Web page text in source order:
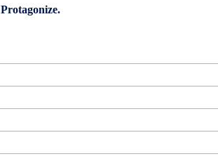
Protagonize.